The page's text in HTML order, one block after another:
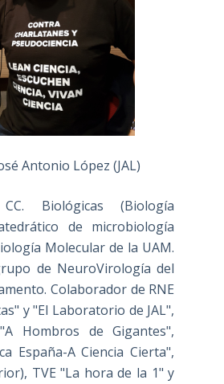
Antonio López (JAL)
Biológicas (Biología
de microbiología
Molecular de la UAM.
de NeuroVirología del
Colaborador de RNE
y "El Laboratorio de JAL",
Hombros de Gigantes",
España-A Ciencia Cierta",
TVE "La hora de la 1" y